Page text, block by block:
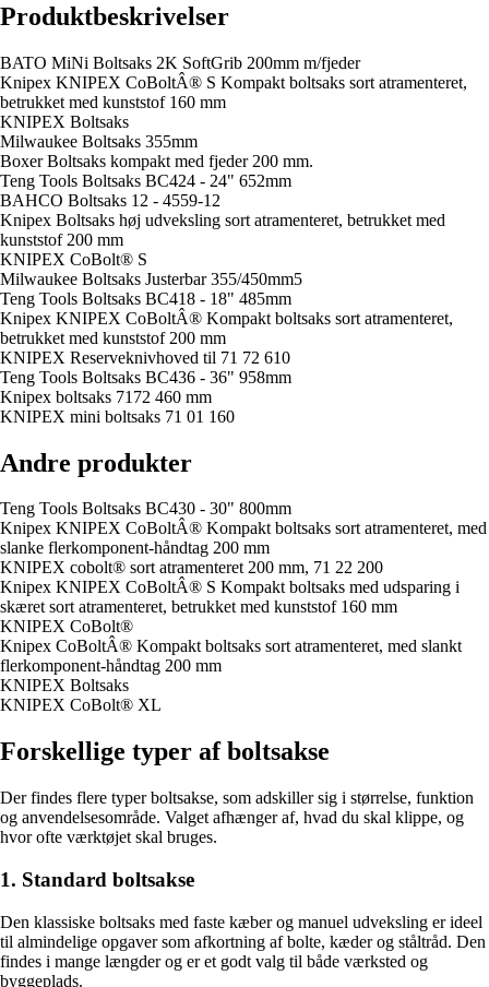
Produktbeskrivelser
BATO MiNi Boltsaks 2K SoftGrib 200mm m/fjeder
Knipex KNIPEX CoBoltÂ® S Kompakt boltsaks sort atramenteret,
betrukket med kunststof 160 mm
KNIPEX Boltsaks
Milwaukee Boltsaks 355mm
Boxer Boltsaks kompakt med fjeder 200 mm.
Teng Tools Boltsaks BC424 - 24" 652mm
BAHCO Boltsaks 12 - 4559-12
Knipex Boltsaks høj udveksling sort atramenteret, betrukket med
kunststof 200 mm
KNIPEX CoBolt® S
Milwaukee Boltsaks Justerbar 355/450mm5
Teng Tools Boltsaks BC418 - 18" 485mm
Knipex KNIPEX CoBoltÂ® Kompakt boltsaks sort atramenteret,
betrukket med kunststof 200 mm
KNIPEX Reserveknivhoved til 71 72 610
Teng Tools Boltsaks BC436 - 36" 958mm
Knipex boltsaks 7172 460 mm
KNIPEX mini boltsaks 71 01 160
Andre produkter
Teng Tools Boltsaks BC430 - 30" 800mm
Knipex KNIPEX CoBoltÂ® Kompakt boltsaks sort atramenteret, med
slanke flerkomponent-håndtag 200 mm
KNIPEX cobolt® sort atramenteret 200 mm, 71 22 200
Knipex KNIPEX CoBoltÂ® S Kompakt boltsaks med udsparing i
skæret sort atramenteret, betrukket med kunststof 160 mm
KNIPEX CoBolt®
Knipex CoBoltÂ® Kompakt boltsaks sort atramenteret, med slankt
flerkomponent-håndtag 200 mm
KNIPEX Boltsaks
KNIPEX CoBolt® XL
Forskellige typer af boltsakse
Der findes flere typer boltsakse, som adskiller sig i størrelse, funktion
og anvendelsesområde. Valget afhænger af, hvad du skal klippe, og
hvor ofte værktøjet skal bruges.
1. Standard boltsakse
Den klassiske boltsaks med faste kæber og manuel udveksling er ideel
til almindelige opgaver som afkortning af bolte, kæder og ståltråd. Den
findes i mange længder og er et godt valg til både værksted og
byggeplads.